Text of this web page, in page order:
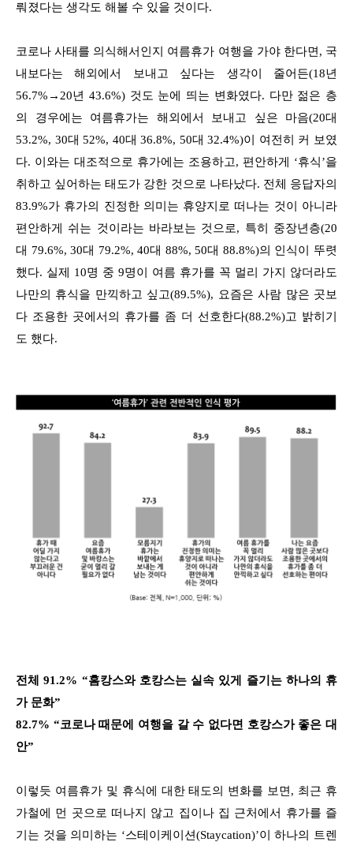
뤄졌다는 생각도 해볼 수 있을 것이다.
코로나 사태를 의식해서인지 여름휴가 여행을 가야 한다면, 국
내보다는 해외에서 보내고 싶다는 생각이 줄어든(18년
56.7%→20년 43.6%) 것도 눈에 띄는 변화였다. 다만 젊은 층
의 경우에는 여름휴가는 해외에서 보내고 싶은 마음(20대
53.2%, 30대 52%, 40대 36.8%, 50대 32.4%)이 여전히 커 보였
다. 이와는 대조적으로 휴가에는 조용하고, 편안하게 ‘휴식’을
취하고 싶어하는 태도가 강한 것으로 나타났다. 전체 응답자의
83.9%가 휴가의 진정한 의미는 휴양지로 떠나는 것이 아니라
편안하게 쉬는 것이라는 바라보는 것으로, 특히 중장년층(20
대 79.6%, 30대 79.2%, 40대 88%, 50대 88.8%)의 인식이 뚜렷
했다. 실제 10명 중 9명이 여름 휴가를 꼭 멀리 가지 않더라도
나만의 휴식을 만끽하고 싶고(89.5%), 요즘은 사람 많은 곳보
다 조용한 곳에서의 휴가를 좀 더 선호한다(88.2%)고 밝히기
도 했다.
전체 91.2% “홈캉스와 호캉스는 실속 있게 즐기는 하나의 휴
가 문화”
82.7% “코로나 때문에 여행을 갈 수 없다면 호캉스가 좋은 대
안”
이렇듯 여름휴가 및 휴식에 대한 태도의 변화를 보면, 최근 휴
가철에 먼 곳으로 떠나지 않고 집이나 집 근처에서 휴가를 즐
기는 것을 의미하는 ‘스테이케이션(Staycation)’이 하나의 트렌